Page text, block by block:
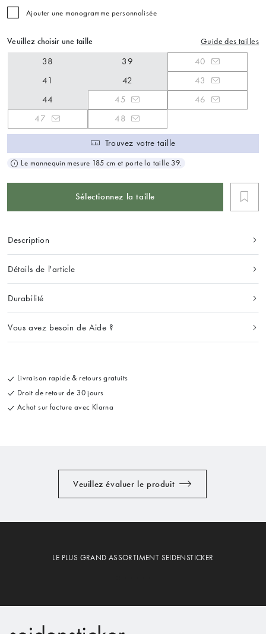
Ajouter une monogramme personnalisée
Veuillez choisir une taille Guide des tailles
38 39
40
41
42
43
44
45
46
47
48
Trouvez votre taille
Le mannequin mesure 185 cm et porte la taille 39.
Sélectionnez la taille
Description
Détails de l'article
Durabilité
Vous avez besoin de Aide ?
Livraison rapide & retours gratuits
Droit de retour de 30 jours
Achat sur facture avec Klarna
Veuillez évaluer le produit
LE PLUS GRAND ASSORTIMENT SEIDENSTICKER